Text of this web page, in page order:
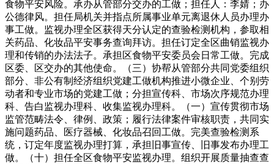
食物平安风险。承办从管部分交办的工做；担任人：李婧；办
公德律风。担任局机关并指点所属事业单元离退休人员办理办
事工做。监视办理全区获得天分认定的查验检测机构，参取相
关药品、化妆品平安事务查询拜访。担任订定全区曲销监视办
理和传销的办法法子。承担区食物平安委员会日常工做。完成
区委、区交办的其他使命。（三）协帮从管部分共同党委组织
部分、非公有制经济组织党建工做机构推进小微企业、个别劳
动者和专业市场的党建工做；分担宣传科、市场次序规范办理
科、告白监视办理科、收集监视办理科。（一）宣传贯彻市场
监管范畴法令、律例、政策；履行法律案件审核职责，共同实
施问题药品、医疗器械、化妆品召回工做。完美查验检测系
统，订定年度监视办理打算，承担旧事宣传、旧事发布办理工
做。（十）担任全区食物平安监视办理。组织开展质量抽查查